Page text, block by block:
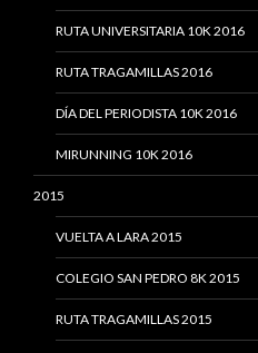
RUTA UNIVERSITARIA 10K 2016
RUTA TRAGAMILLAS 2016
DÍA DEL PERIODISTA 10K 2016
MIRUNNING 10K 2016
2015
VUELTA A LARA 2015
COLEGIO SAN PEDRO 8K 2015
RUTA TRAGAMILLAS 2015